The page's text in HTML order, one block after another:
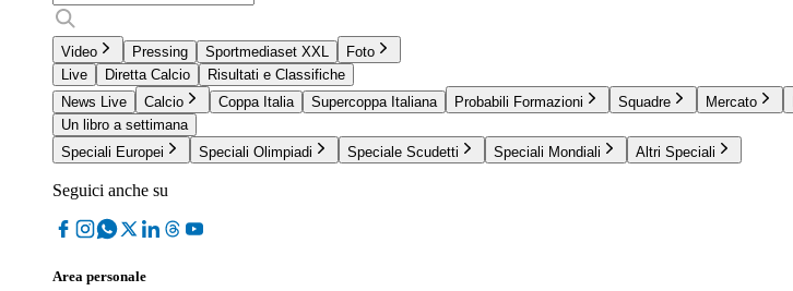
Video Pressing Sportmediaset XXL
Foto
Live
Diretta Calcio
Risultati e Classifiche
News Live
Calcio Coppa Italia Supercoppa Italiana Probabili Formazioni Squadre Mercato
Un libro a settimana
Speciali Europei
Speciali Olimpiadi Speciale Scudetti Speciali Mondiali Altri Speciali
Seguici anche su
Area personale